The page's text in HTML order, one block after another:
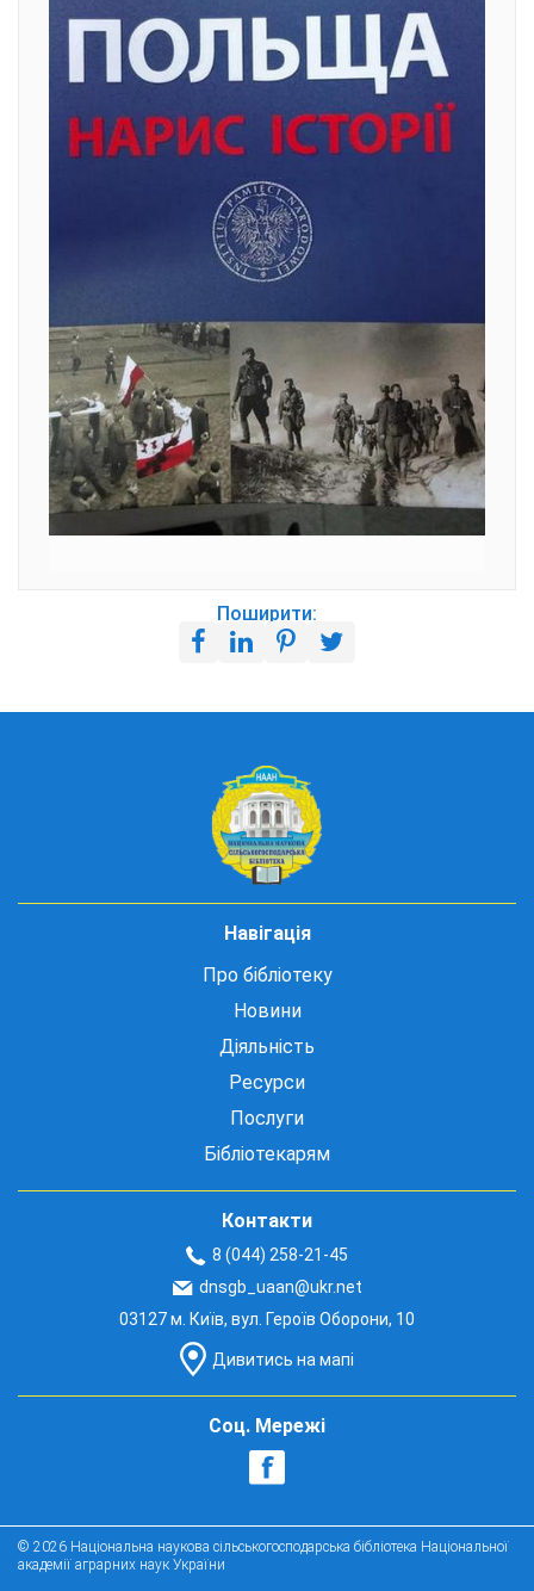
Поширити:
Навігація
Про бібліотеку
Новини
Діяльність
Ресурси
Послуги
Бібліотекарям
Контакти
8 (044) 258-21-45
dnsgb_uaan@ukr.net
03127 м. Київ, вул. Героїв Оборони, 10
Дивитись на мапі
Соц. Мережі
© 2026 Національна наукова сільськогосподарська бібліотека Національної
академії аграрних наук України